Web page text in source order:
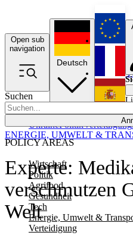
Open sub
navigation
Suchen
POLICY AREAS
Wirtschaft
Politik
Agrifood
Gesundheit
Tech
Energie, Umwelt &
Verteidigung
UkrainePolitikVerteidigung
Deutsch
Experte:
verschmutzen
Welt
ENERGIE, UMWELT &